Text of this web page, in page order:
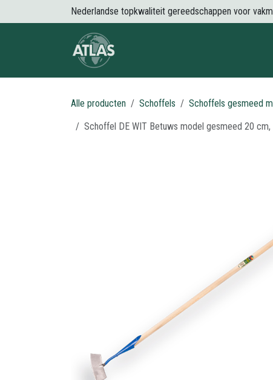
Overslaan naar inhoudNederlandse topkwaliteit gereedschappen voor
Alle producten Schoffels Schoffels gesmeed
Schoffel DE WIT Betuws model gesmeed 20